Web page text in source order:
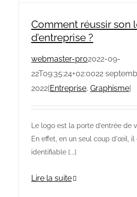
Comment réussir son
d’entreprise ?
webmaster-pro2022-09-
22T09:35:24+02:0022
2022|Entreprise, Graphisme|
Le logo est la porte d’entrée de
En effet, en un seul coup d'œil, il
identifiable [...]
Lire la suite